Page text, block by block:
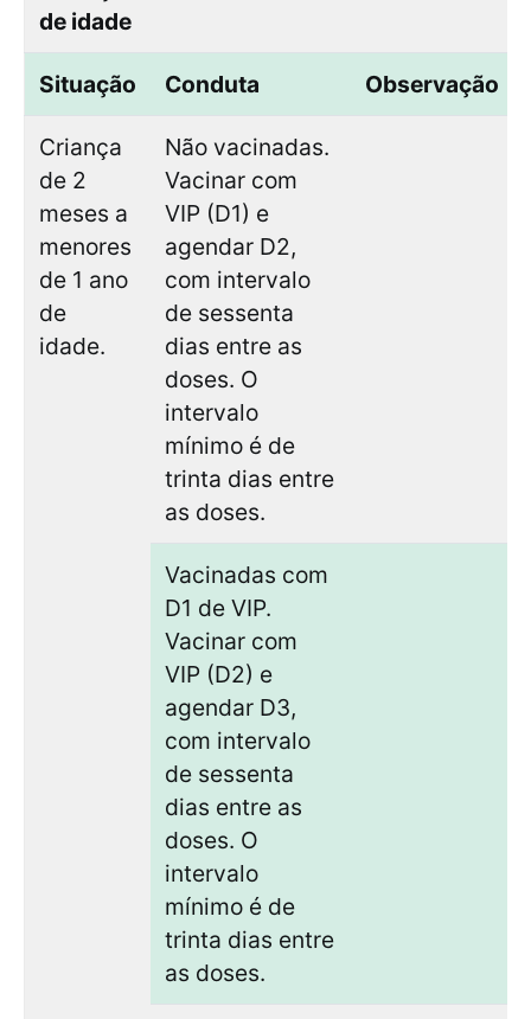
de idade
Situação Conduta Observação
Criança
de 2
meses a
menores
de 1 ano
de
idade.
Não vacinadas.
Vacinar com
VIP (D1) e
agendar D2,
com intervalo
de sessenta
dias entre as
doses. O
intervalo
mínimo é de
trinta dias entre
as doses.
Vacinadas com
D1 de VIP.
Vacinar com
VIP (D2) e
agendar D3,
com intervalo
de sessenta
dias entre as
doses. O
intervalo
mínimo é de
trinta dias entre
as doses.